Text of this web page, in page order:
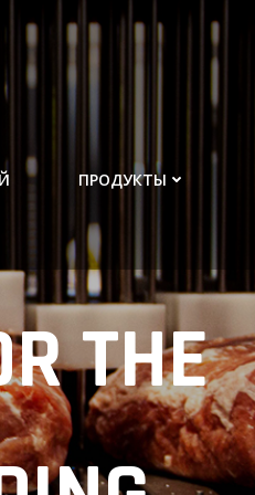
ПРОДУКТЫ
THE